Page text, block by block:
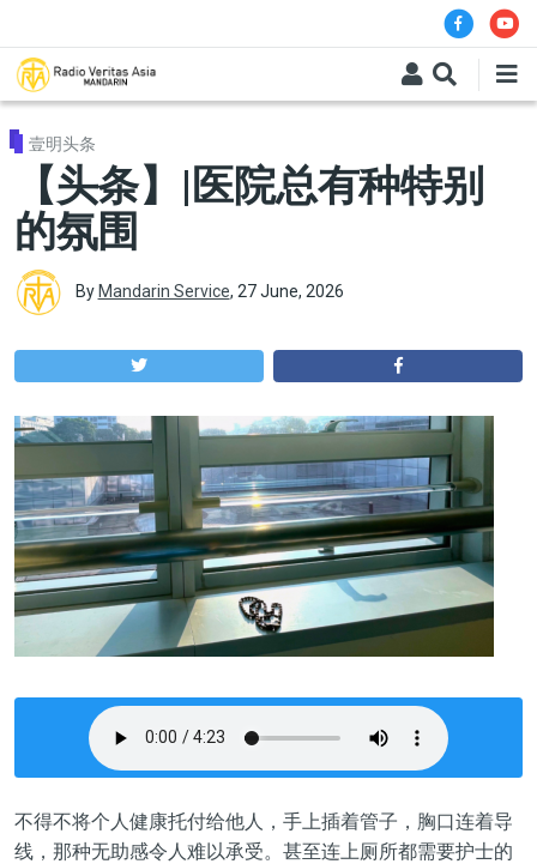
壹明头条
【头条】|医院总有种特别
的氛围
By Mandarin Service, 27 June, 2026
不得不将个人健康托付给他人，手上插着管子，胸口连着导
线，那种无助感令人难以承受。甚至连上厕所都需要护士的